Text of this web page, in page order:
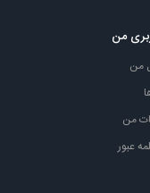
من
من
من
عبور